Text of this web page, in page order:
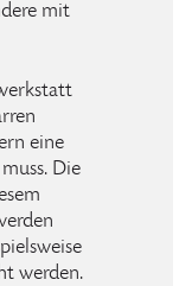
mit
eine
Die
werden.